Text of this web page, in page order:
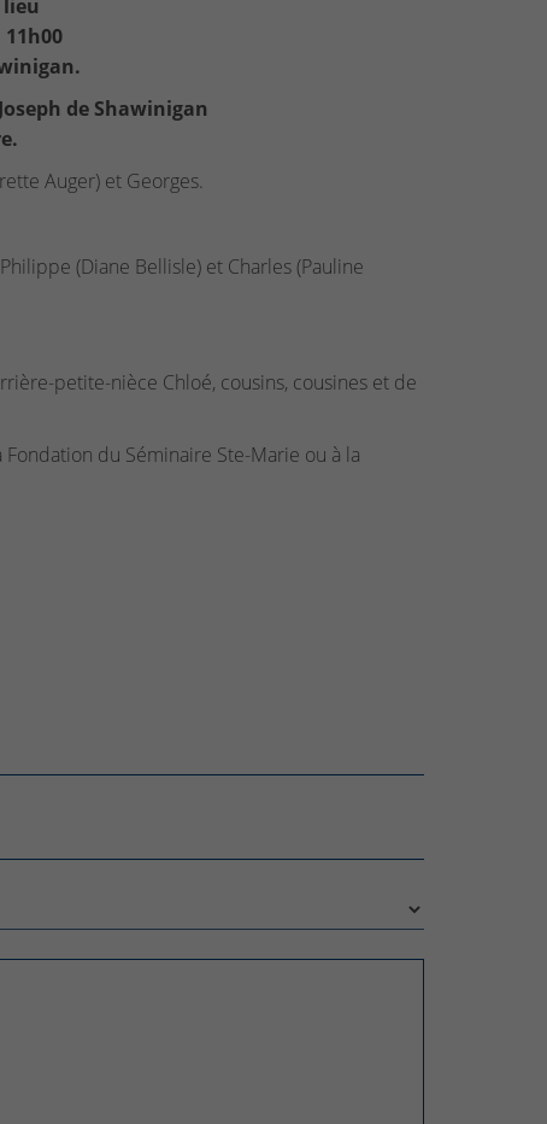
11h00
de Shawinigan
Auger) et Georges.
(Diane Bellisle) et Charles (Pauline
petite-nièce Chloé, cousins, cousines et de
du Séminaire Ste-Marie ou à la